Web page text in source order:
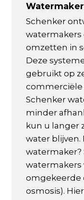
Schenker
watermakers
omzetten in
Deze
gebruikt op
commerciële
Schenker
minder
kun u langer
water blijven.
watermaker?
watermakers
omgekeerde
osmosis).